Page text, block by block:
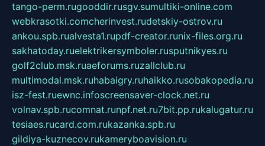
tango-perm.rugooddir.rusgv.sumultiki-online.com
webkrasotki.comcherinvest.rudetskiy-ostrov.ru
ankou.spb.rualvesta1.rupdf-creator.runix-files.org.ru
sakhatoday.ruelektrikersymboler.rusputnikyes.ru
golf2club.msk.ruaeforums.ruzallclub.ru
multimodal.msk.ruhabaigry.ruhaikko.rusobakopedia.ru
isz-fest.ruewnc.infoscreensaver-clock.net.ru
volnav.spb.rucomnat.runpf.net.ru7bit.pp.rukalugatur.ru
tesiaes.rucard.com.rukazanka.spb.ru
gildiya-kuznecov.rukameryboavision.ru